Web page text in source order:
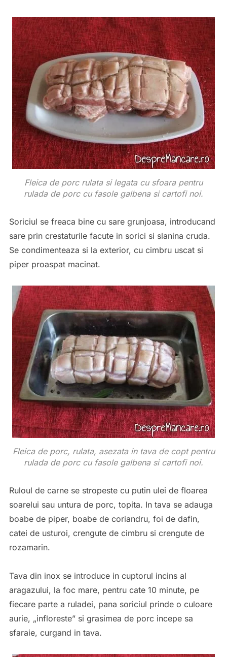
Fleica de porc rulata si legata cu sfoara pentru
rulada de porc cu fasole galbena si cartofi noi.
Soriciul se freaca bine cu sare grunjoasa, introducand
sare prin crestaturile facute in sorici si slanina cruda.
Se condimenteaza si la exterior, cu cimbru uscat si
piper proaspat macinat.
Fleica de porc, rulata, asezata in tava de copt pentru
rulada de porc cu fasole galbena si cartofi noi.
Ruloul de carne se stropeste cu putin ulei de floarea
soarelui sau untura de porc, topita. In tava se adauga
boabe de piper, boabe de coriandru, foi de dafin,
catei de usturoi, crengute de cimbru si crengute de
rozamarin.
Tava din inox se introduce in cuptorul incins al
aragazului, la foc mare, pentru cate 10 minute, pe
fiecare parte a ruladei, pana soriciul prinde o culoare
aurie, „infloreste” si grasimea de porc incepe sa
sfaraie, curgand in tava.